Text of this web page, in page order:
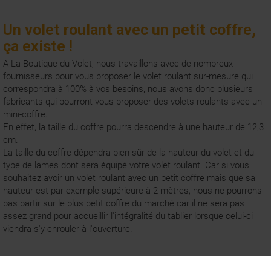
Un volet roulant avec un petit coffre,
ça existe !
A La Boutique du Volet, nous travaillons avec de nombreux
fournisseurs pour vous proposer le volet roulant sur-mesure qui
correspondra à 100% à vos besoins, nous avons donc plusieurs
fabricants qui pourront vous proposer des volets roulants avec un
mini-coffre.
En effet, la taille du coffre pourra descendre à une hauteur de 12,3
cm.
La taille du coffre dépendra bien sûr de la hauteur du volet et du
type de lames dont sera équipé votre volet roulant. Car si vous
souhaitez avoir un volet roulant avec un petit coffre mais que sa
hauteur est par exemple supérieure à 2 mètres, nous ne pourrons
pas partir sur le plus petit coffre du marché car il ne sera pas
assez grand pour accueillir l'intégralité du tablier lorsque celui-ci
viendra s'y enrouler à l'ouverture.